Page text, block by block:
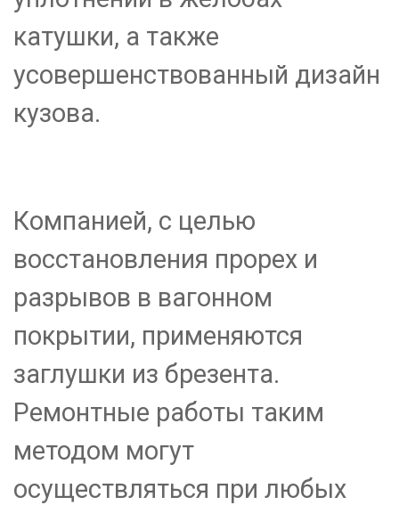
катушки, а также
усовершенствованный дизайн
кузова.
Компанией, с целью
восстановления прорех и
разрывов в вагонном
покрытии, применяются
заглушки из брезента.
Ремонтные работы таким
методом могут
осуществляться при любых